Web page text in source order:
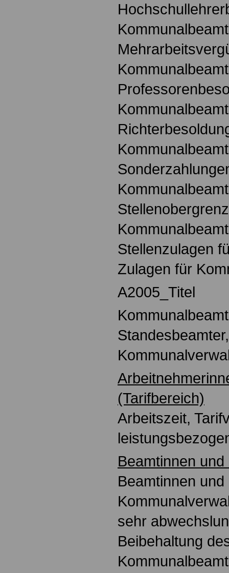
Stellenzulagen
Zulagen für
A2005_Titel
(Tarifbereich)
Arbeitszeit,
Beamtinnen
Beamtinnen
sehr
Beibehaltung